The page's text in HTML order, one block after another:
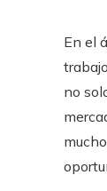
En el
no